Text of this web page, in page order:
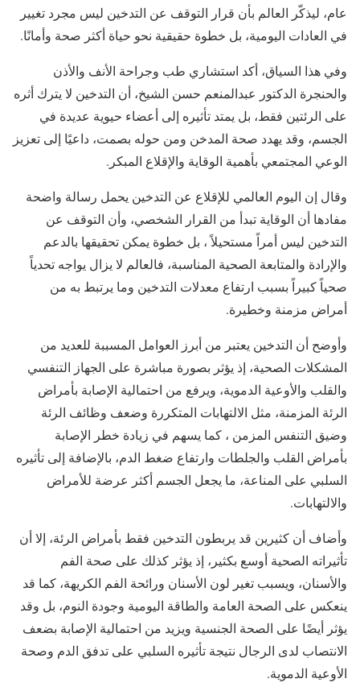
عام، ليذكّر العالم بأن قرار التوقف عن التدخين ليس مجرد تغيير
في العادات اليومية، بل خطوة حقيقية نحو حياة أكثر صحة وأمانًا.
وفي هذا السياق، أكد استشاري طب وجراحة الأنف والأذن
والحنجرة الدكتور عبدالمنعم حسن الشيخ، أن التدخين لا يترك أثره
على الرئتين فقط، بل يمتد تأثيره إلى أعضاء حيوية عديدة في
الجسم، وقد يهدد صحة المدخن ومن حوله بصمت، داعيًا إلى تعزيز
الوعي المجتمعي بأهمية الوقاية والإقلاع المبكر.
وقال إن اليوم العالمي للإقلاع عن التدخين يحمل رسالة واضحة
مفادها أن الوقاية تبدأ من القرار الشخصي، وأن التوقف عن
التدخين ليس أمراً مستحيلاً ، بل خطوة يمكن تحقيقها بالدعم
والإرادة والمتابعة الصحية المناسبة، فالعالم لا يزال يواجه تحدياً
صحياً كبيراً بسبب ارتفاع معدلات التدخين وما يرتبط به من
أمراض مزمنة وخطيرة.
وأوضح أن التدخين يعتبر من أبرز العوامل المسببة للعديد من
المشكلات الصحية، إذ يؤثر بصورة مباشرة على الجهاز التنفسي
والقلب والأوعية الدموية، ويرفع من احتمالية الإصابة بأمراض
الرئة المزمنة، مثل الالتهابات المتكررة وضعف وظائف الرئة
وضيق التنفس المزمن ، كما يسهم في زيادة خطر الإصابة
بأمراض القلب والجلطات وارتفاع ضغط الدم، بالإضافة إلى تأثيره
السلبي على المناعة، ما يجعل الجسم أكثر عرضة للأمراض
والالتهابات.
وأضاف أن كثيرين قد يربطون التدخين فقط بأمراض الرئة، إلا أن
تأثيراته الصحية أوسع بكثير، إذ يؤثر كذلك على صحة الفم
والأسنان، ويسبب تغير لون الأسنان ورائحة الفم الكريهة، كما قد
ينعكس على الصحة العامة والطاقة اليومية وجودة النوم، بل وقد
يؤثر أيضًا على الصحة الجنسية ويزيد من احتمالية الإصابة بضعف
الانتصاب لدى الرجال نتيجة تأثيره السلبي على تدفق الدم وصحة
الأوعية الدموية.